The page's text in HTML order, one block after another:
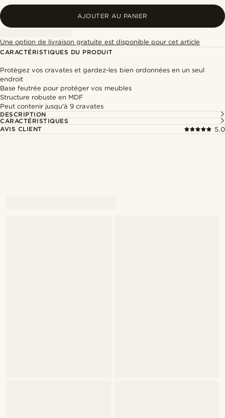
AJOUTER AU PANIER
Une option de livraison gratuite est disponible pour cet article
CARACTÉRISTIQUES DU PRODUIT
Protègez vos cravates et gardez-les bien ordonnées en un seul
endroit
Base feutrée pour protéger vos meubles
Structure robuste en MDF
Peut contenir jusqu'à 9 cravates
DESCRIPTION
CARACTÉRISTIQUES
AVIS CLIENT
5.0